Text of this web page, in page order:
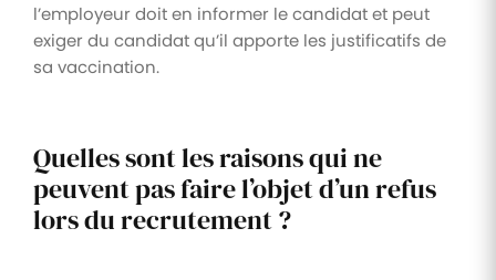
l’employeur doit en informer le candidat et peut
exiger du candidat qu’il apporte les justificatifs de
sa vaccination.
Quelles sont les raisons qui ne
peuvent pas faire l’objet d’un refus
lors du recrutement ?